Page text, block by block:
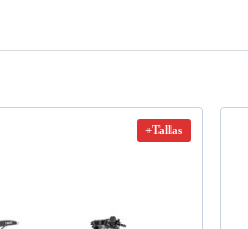
+Tallas